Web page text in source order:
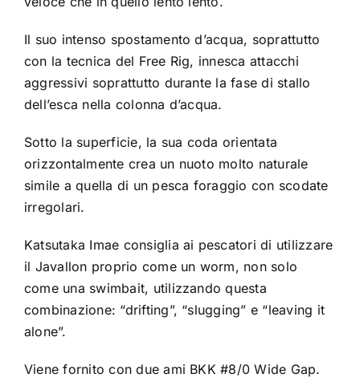
Il suo intenso spostamento d’acqua, soprattutto
con la tecnica del Free Rig, innesca attacchi
aggressivi soprattutto durante la fase di stallo
dell’esca nella colonna d’acqua.
Sotto la superficie, la sua coda orientata
orizzontalmente crea un nuoto molto naturale
simile a quella di un pesca foraggio con scodate
irregolari.
Katsutaka Imae consiglia ai pescatori di utilizzare
il Javallon proprio come un worm, non solo
come una swimbait, utilizzando questa
combinazione: “drifting”, “slugging” e “leaving it
alone”.
Viene fornito con due ami BKK #8/0 Wide Gap.